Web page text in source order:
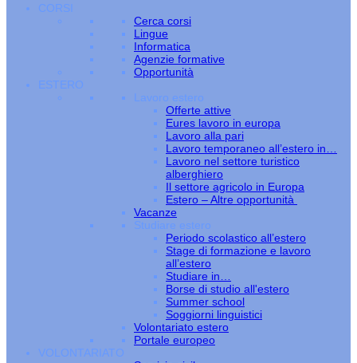
CORSI
Cerca corsi
Lingue
Informatica
Agenzie formative
Opportunità
ESTERO
Lavoro estero
Offerte attive
Eures lavoro in europa
Lavoro alla pari
Lavoro temporaneo all’estero in…
Lavoro nel settore turistico
alberghiero
Il settore agricolo in Europa
Estero – Altre opportunità
Vacanze
Studiare estero
Periodo scolastico all’estero
Stage di formazione e lavoro
all’estero
Studiare in…
Borse di studio all'estero
Summer school
Soggiorni linguistici
Volontariato estero
Portale europeo
VOLONTARIATO